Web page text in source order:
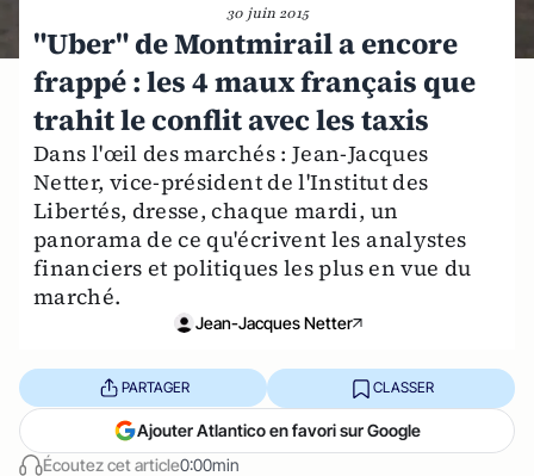
30 juin 2015
"Uber" de Montmirail a encore
frappé : les 4 maux français que
trahit le conflit avec les taxis
Dans l'œil des marchés : Jean-Jacques
Netter, vice-président de l'Institut des
Libertés, dresse, chaque mardi, un
panorama de ce qu'écrivent les analystes
financiers et politiques les plus en vue du
marché.
Jean-Jacques Netter
Écoutez cet article0:00min
PARTAGER CLASSER
Ajouter Atlantico en favori sur Google